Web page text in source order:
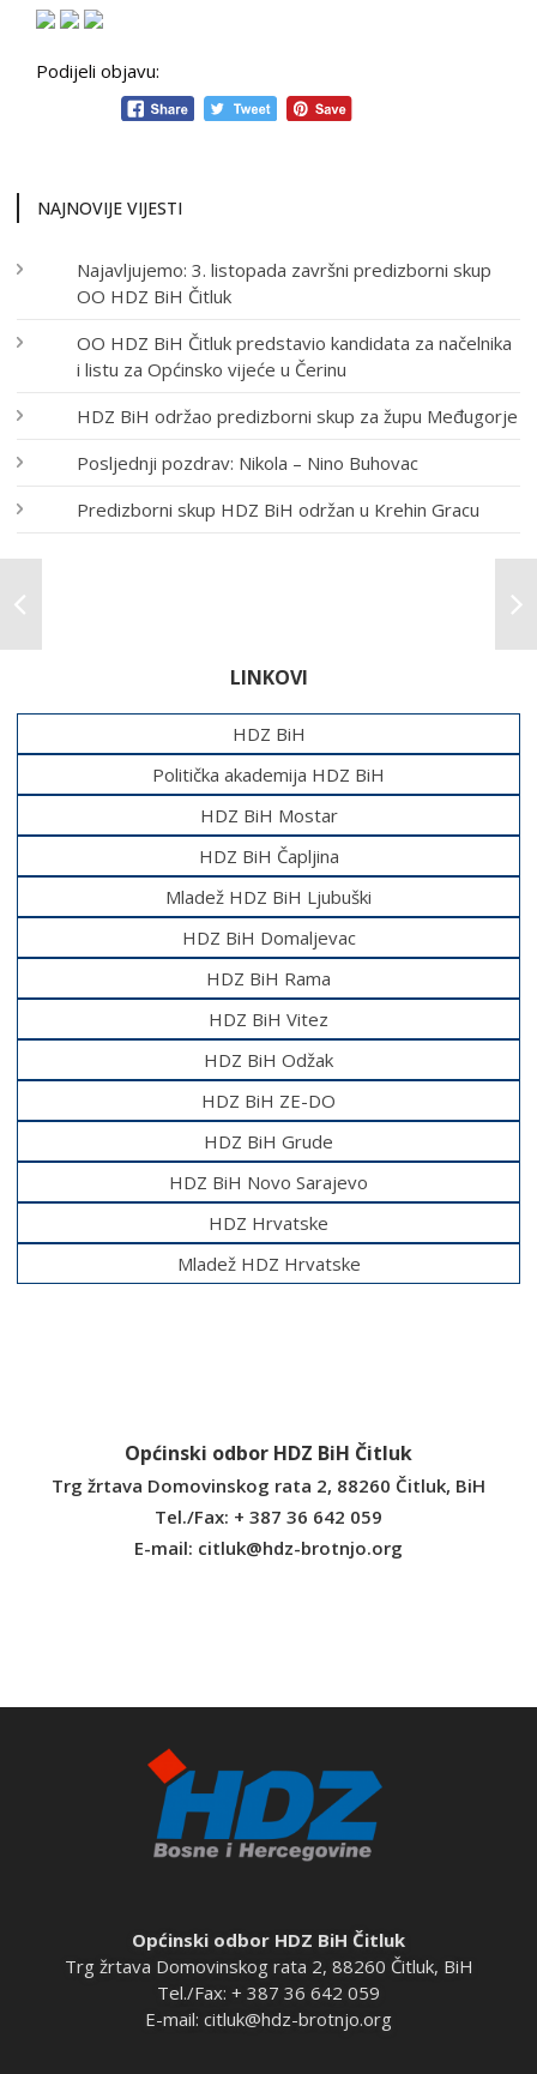
Podijeli objavu:
NAJNOVIJE VIJESTI
Najavljujemo: 3. listopada završni predizborni skup
OO HDZ BiH Čitluk
OO HDZ BiH Čitluk predstavio kandidata za načelnika
i listu za Općinsko vijeće u Čerinu
HDZ BiH održao predizborni skup za župu Međugorje
Posljednji pozdrav: Nikola – Nino Buhovac
Predizborni skup HDZ BiH održan u Krehin Gracu
LINKOVI
HDZ BiH
Politička akademija HDZ BiH
HDZ BiH Mostar
HDZ BiH Čapljina
Mladež HDZ BiH Ljubuški
HDZ BiH Domaljevac
HDZ BiH Rama
HDZ BiH Vitez
HDZ BiH Odžak
HDZ BiH ZE-DO
HDZ BiH Grude
HDZ BiH Novo Sarajevo
HDZ Hrvatske
Mladež HDZ Hrvatske
Općinski odbor HDZ BiH Čitluk
Trg žrtava Domovinskog rata 2, 88260 Čitluk, BiH
Tel./Fax: + 387 36 642 059
E-mail: citluk@hdz-brotnjo.org
Općinski odbor HDZ BiH Čitluk
Trg žrtava Domovinskog rata 2, 88260 Čitluk, BiH
Tel./Fax: + 387 36 642 059
E-mail: citluk@hdz-brotnjo.org